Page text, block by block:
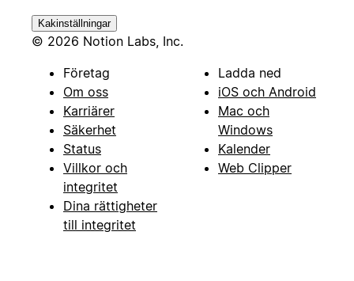
Kakinställningar
© 2026 Notion Labs, Inc.
Företag
Om oss
Karriärer
Säkerhet
Status
Villkor och
integritet
Dina rättigheter
till integritet
Ladda ned
iOS och Android
Mac och
Windows
Kalender
Web Clipper